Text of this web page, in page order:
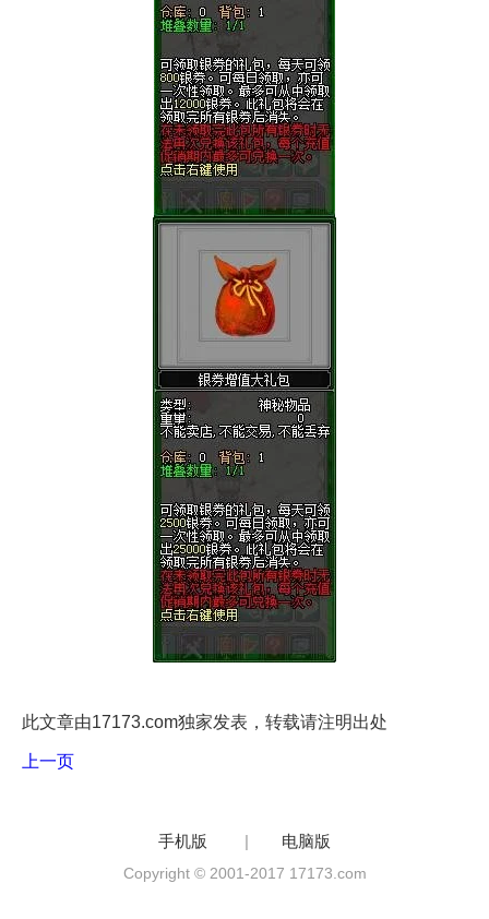
此文章由17173.com独家发表，转载请注明出处
上一页
手机版 | 电脑版
Copyright © 2001-2017 17173.com